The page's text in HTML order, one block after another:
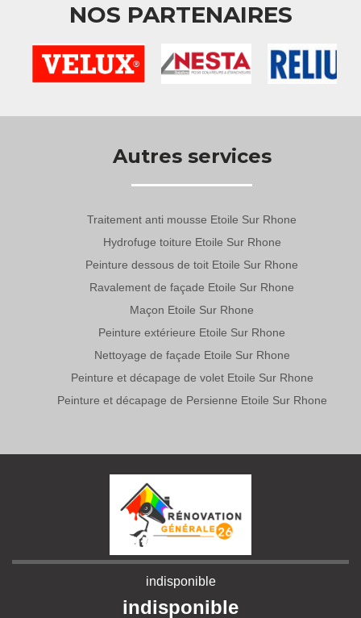
NOS PARTENAIRES
Autres services
Traitement anti mousse Etoile Sur Rhone
Hydrofuge toiture Etoile Sur Rhone
Peinture dessous de toit Etoile Sur Rhone
Ravalement de façade Etoile Sur Rhone
Maçon Etoile Sur Rhone
Peinture extérieure Etoile Sur Rhone
Nettoyage de façade Etoile Sur Rhone
Peinture et décapage de volet Etoile Sur Rhone
Peinture et décapage de Persienne Etoile Sur Rhone
indisponible
indisponible